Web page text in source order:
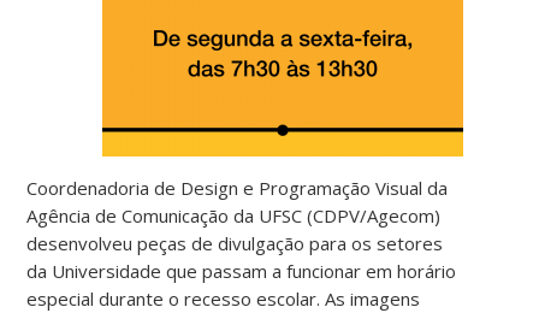
Coordenadoria de Design e Programação Visual da
Agência de Comunicação da UFSC (CDPV/Agecom)
desenvolveu peças de divulgação para os setores
da Universidade que passam a funcionar em horário
especial durante o recesso escolar. As imagens